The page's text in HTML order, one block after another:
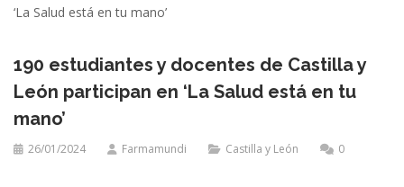
190 estudiantes y docentes de Castilla y
León participan en ‘La Salud está en tu
mano’
26/01/2024 Farmamundi Castilla y León 0